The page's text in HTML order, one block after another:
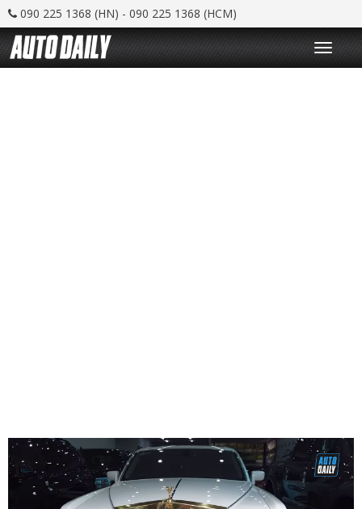
090 225 1368 (HN) - 090 225 1368 (HCM)
T
o
g